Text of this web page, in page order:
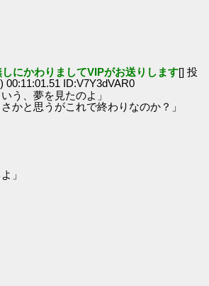
しにかわりましてVIPがお送りします[] 投
00:11:01.51 ID:V7Y3dVAR0
う、夢を見たのよ」
さかと思うがこれで終わりなのか？」
」